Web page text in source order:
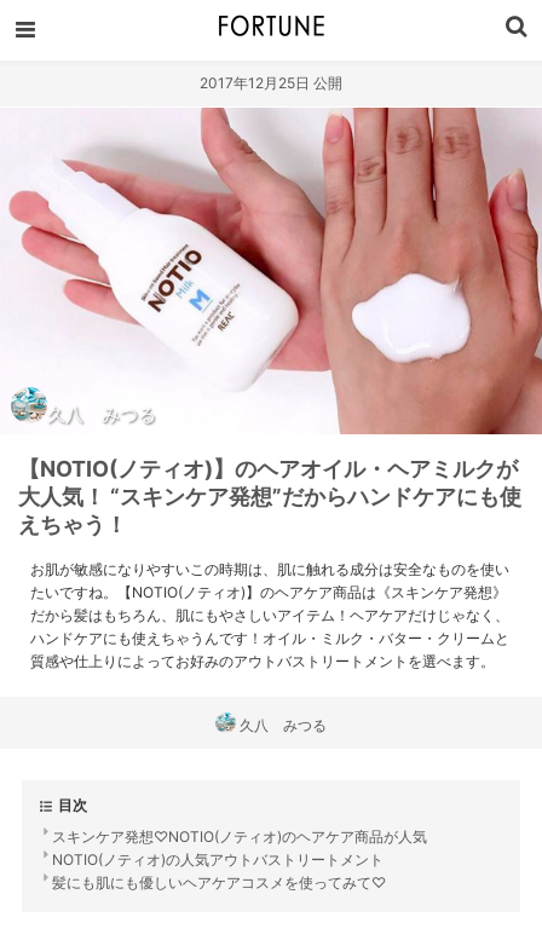
2017年12月25日 公開
久八 みつる
【NOTIO(ノティオ)】のヘアオイル・ヘアミルクが
大人気！ “スキンケア発想”だからハンドケアにも使
えちゃう！
お肌が敏感になりやすいこの時期は、肌に触れる成分は安全なものを使い
たいですね。【NOTIO(ノティオ)】のヘアケア商品は《スキンケア発想》
だから髪はもちろん、肌にもやさしいアイテム！ヘアケアだけじゃなく、
ハンドケアにも使えちゃうんです！オイル・ミルク・バター・クリームと
質感や仕上りによってお好みのアウトバストリートメントを選べます。
久八 みつる
目次
スキンケア発想♡NOTIO(ノティオ)のヘアケア商品が人気
NOTIO(ノティオ)の人気アウトバストリートメント
髪にも肌にも優しいヘアケアコスメを使ってみて♡